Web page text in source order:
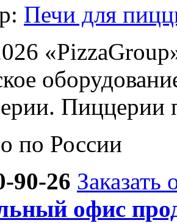
Печи для
Пиццерии
по России
90-26 Заказать
офис